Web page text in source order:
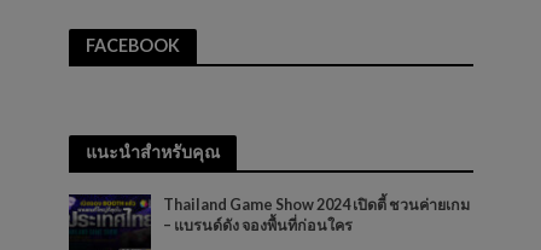
FACEBOOK
แนะนำสำหรับคุณ
Thailand Game Show 2024 เปิดตี้ ชวนค่ายเกม
– แบรนด์ดัง จองพื้นที่ก่อนใคร